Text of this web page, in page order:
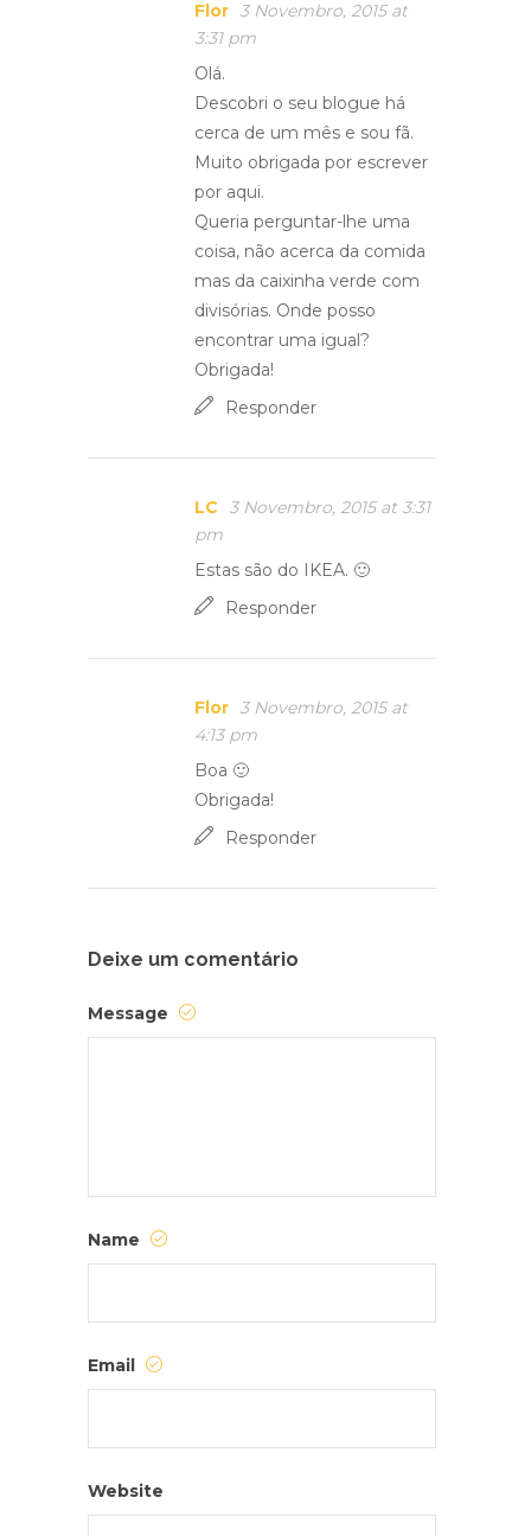
Flor 3 Novembro, 2015 at
3:31 pm
Olá.
Descobri o seu blogue há
cerca de um mês e sou fã.
Muito obrigada por escrever
por aqui.
Queria perguntar-lhe uma
coisa, não acerca da comida
mas da caixinha verde com
divisórias. Onde posso
encontrar uma igual?
Obrigada!
Responder
LC
3 Novembro, 2015 at 3:31
pm
Estas são do IKEA. 🙂
Responder
Flor 3 Novembro, 2015 at
4:13 pm
Boa 🙂
Obrigada!
Responder
Deixe um comentário
Message
Name
Email
Website